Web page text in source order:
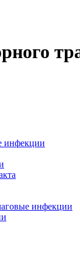
инфекции
инфекции